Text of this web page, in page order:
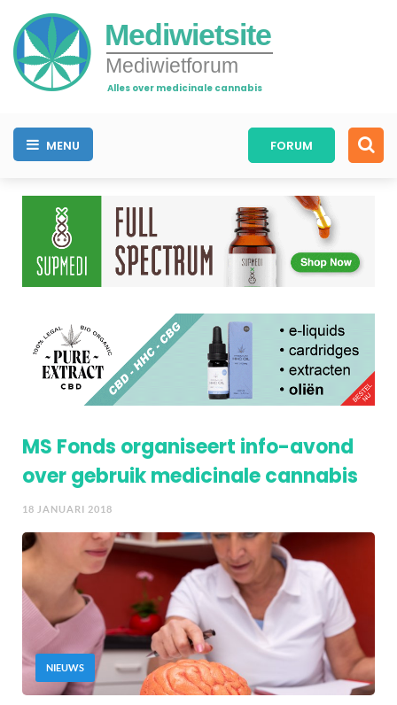
Mediwietsite
Mediwietforum
Alles over medicinale cannabis
MENU FORUM
MS Fonds organiseert info-avond
over gebruik medicinale cannabis
18 JANUARI 2018
NIEUWS